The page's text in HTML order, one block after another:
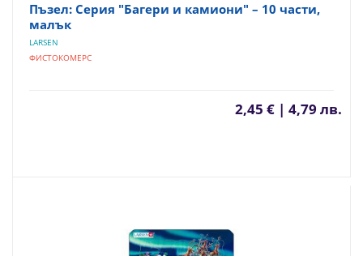
Пъзел: Серия "Багери и камиони" – 10 части,
малък
LARSEN
ФИСТОКОМЕРС
2,45 € | 4,79 лв.